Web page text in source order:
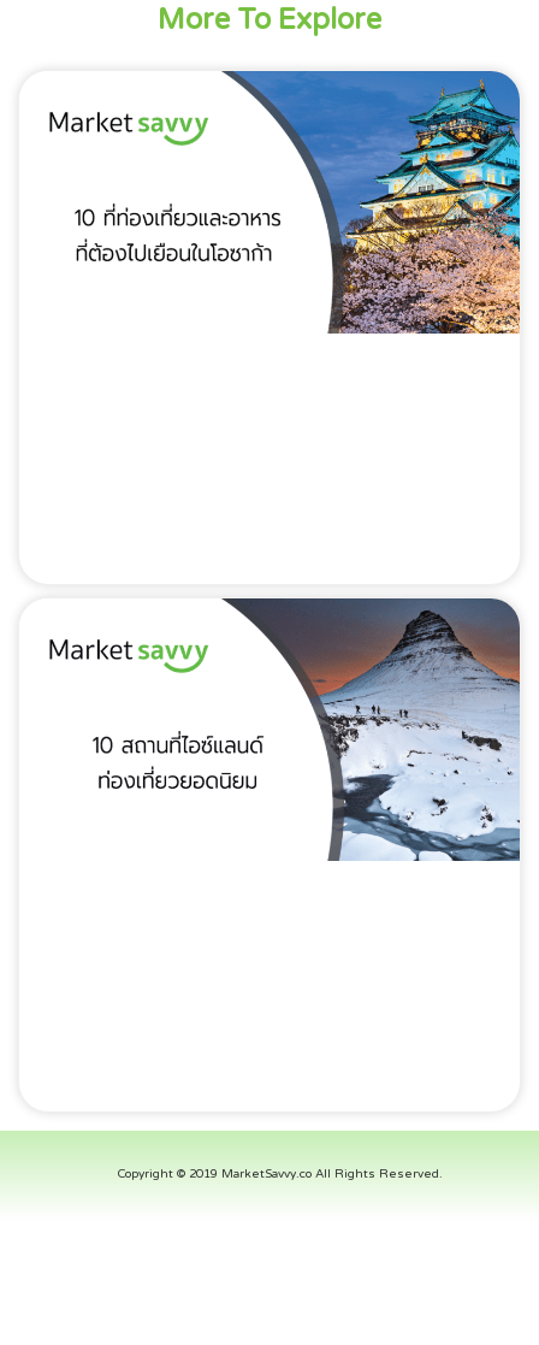
More To Explore
Copyright © 2019 MarketSavvy.co All Rights Reserved.